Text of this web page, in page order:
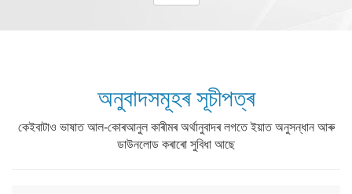
অনুবাদসমূহৰ সূচীপত্ৰ
কেইবাটাও ভাষাত আল-কোৰআনুল কাৰীমৰ অৰ্থানুবাদৰ লগতে ইয়াত অনুসন্ধান আৰু
ডাউনলোড কৰাৰো সুবিধা আছে